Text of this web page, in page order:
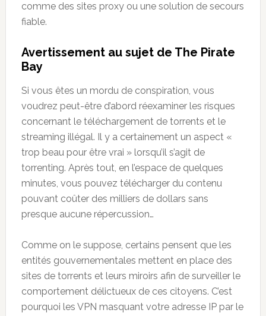
comme des sites proxy ou une solution de secours
fiable.
Avertissement au sujet de The Pirate
Bay
Si vous êtes un mordu de conspiration, vous
voudrez peut-être d’abord réexaminer les risques
concernant le téléchargement de torrents et le
streaming illégal. Il y a certainement un aspect «
trop beau pour être vrai » lorsqu’il s’agit de
torrenting. Après tout, en l’espace de quelques
minutes, vous pouvez télécharger du contenu
pouvant coûter des milliers de dollars sans
presque aucune répercussion…
Comme on le suppose, certains pensent que les
entités gouvernementales mettent en place des
sites de torrents et leurs miroirs afin de surveiller le
comportement délictueux de ces citoyens. C’est
pourquoi les VPN masquant votre adresse IP par le